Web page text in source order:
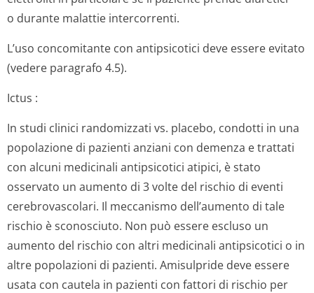
o durante malattie intercorrenti.
L’uso concomitante con antipsicotici deve essere evitato
(vedere paragrafo 4.5).
Ictus :
In studi clinici randomizzati vs. placebo, condotti in una
popolazione di pazienti anziani con demenza e trattati
con alcuni medicinali antipsicotici atipici, è stato
osservato un aumento di 3 volte del rischio di eventi
cerebrovascolari. Il meccanismo dell’aumento di tale
rischio è sconosciuto. Non può essere escluso un
aumento del rischio con altri medicinali antipsicotici o in
altre popolazioni di pazienti. Amisulpride deve essere
usata con cautela in pazienti con fattori di rischio per